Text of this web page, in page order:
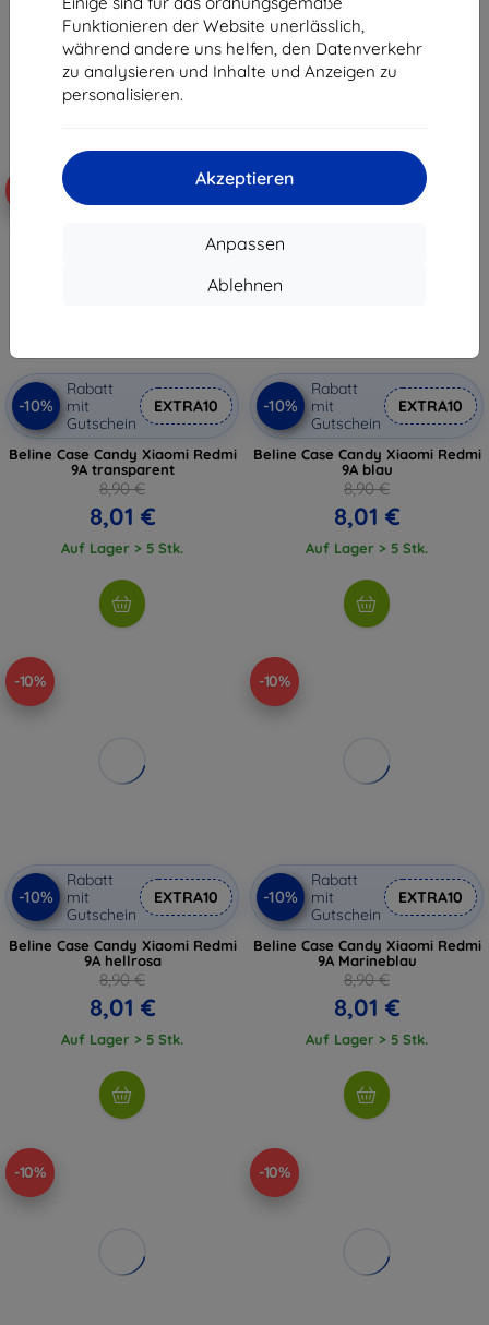
Funktionieren der Website unerlässlich,
während andere uns helfen, den Datenverkehr
zu analysieren und Inhalte und Anzeigen zu
personalisieren.
Akzeptieren
Anpassen
Ablehnen
8,01 €
Auf Lager > 5 Stk.
8,01 €
Auf Lager > 5 Stk.
-10%
Rabatt
mit
Gutschein
EXTRA10
Beline Case Candy Xiaomi Redmi
9A transparent
8,90 €
8,01 €
Auf Lager > 5 Stk.
-10%
-10%
Rabatt
mit
Gutschein
EXTRA10
Beline Case Candy Xiaomi Redmi
9A blau
8,90 €
8,01 €
Auf Lager > 5 Stk.
-10%
-10%
Rabatt
mit
Gutschein
EXTRA10
Beline Case Candy Xiaomi Redmi
9A hellrosa
8,90 €
8,01 €
Auf Lager > 5 Stk.
-10%
-10%
Rabatt
mit
Gutschein
EXTRA10
Beline Case Candy Xiaomi Redmi
9A Marineblau
8,90 €
8,01 €
Auf Lager > 5 Stk.
-10% -10%